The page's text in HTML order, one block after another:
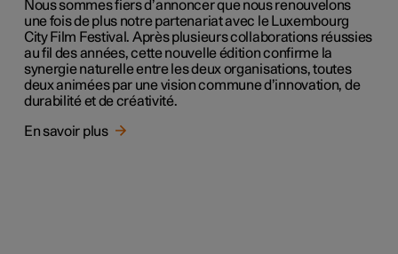
Nous sommes fiers d’annoncer que nous renouvelons
une fois de plus notre partenariat avec le Luxembourg
City Film Festival. Après plusieurs collaborations réussies
au fil des années, cette nouvelle édition confirme la
synergie naturelle entre les deux organisations, toutes
deux animées par une vision commune d’innovation, de
durabilité et de créativité.
En savoir plus